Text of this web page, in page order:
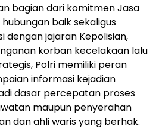
bagian dari komitmen Jasa
baik sekaligus
jajaran Kepolisian,
korban kecelakaan lalu
Polri memiliki peran
informasi kejadian
dasar percepatan proses
maupun penyerahan
dan ahli waris yang berhak.